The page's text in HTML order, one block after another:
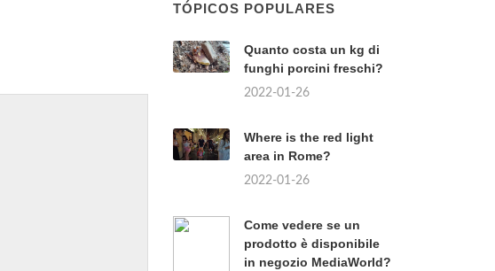
TÓPICOS POPULARES
Quanto costa un kg di
funghi porcini freschi?
2022-01-26
Where is the red light
area in Rome?
2022-01-26
Come vedere se un
prodotto è disponibile
in negozio MediaWorld?